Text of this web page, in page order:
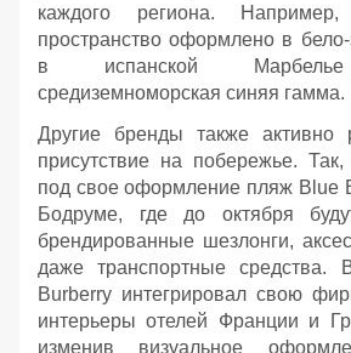
каждого региона.
пространство оформлено в
в испанской Марбелье
средиземноморская синяя гамма.
Другие бренды также активно
присутствие на побережье.
под свое оформление пляж Blue
Бодруме, где до октября
брендированные шезлонги,
даже транспортные средства.
Burberry интегрировал свою
интерьеры отелей Франции и
изменив визуальное